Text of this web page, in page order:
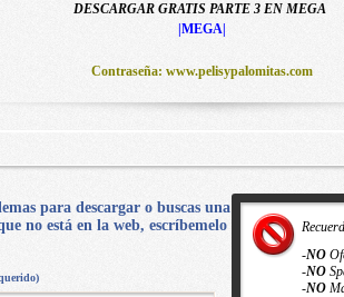
DESCARGAR GRATIS PARTE 3 EN MEGA
|MEGA|
Contraseña: www.pelisypalomitas.com
-NO
-NO
-NO
para descargar o buscas una
no está en la web, escríbemelo